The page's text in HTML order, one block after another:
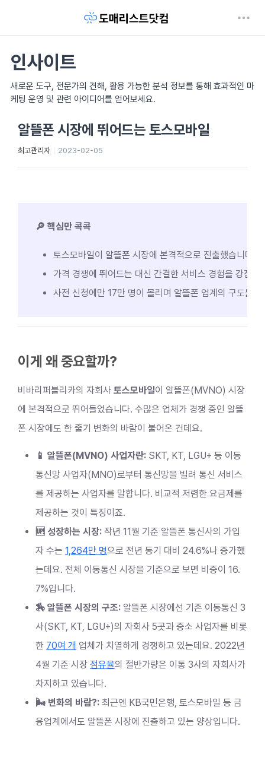
인사이트
새로운 도구, 전문가의 견해, 활용 가능한 분석 정보를 통해 효과적인 마
케팅 운영 및 관련 아이디어를 얻어보세요.
알뜰폰 시장에 뛰어드는 토스모바일
최고관리자 2023-02-05
🔎 핵심만 콕콕
토스모바일이 알뜰폰 시장에 본격적으로 진출했습니다.
가격 경쟁에 뛰어드는 대신 간결한 서비스 경험을 강점으
사전 신청에만 17만 명이 몰리며 알뜰폰 업계의 구도를
이게 왜 중요할까?
비바리퍼블리카의 자회사 토스모바일이 알뜰폰(MVNO) 시장
에 본격적으로 뛰어들었습니다. 수많은 업체가 경쟁 중인 알뜰
폰 시장에도 한 줄기 변화의 바람이 불어온 건데요.
📱 알뜰폰(MVNO) 사업자란: SKT, KT, LGU+ 등 이동
통신망 사업자(MNO)로부터 통신망을 빌려 통신 서비스
를 제공하는 사업자를 말합니다. 비교적 저렴한 요금제를
제공하는 것이 특징이죠.
🆙 성장하는 시장: 작년 11월 기준 알뜰폰 통신사의 가입
자 수는 1,264만 명으로 전년 동기 대비 24.6%나 증가했
는데요. 전체 이동통신 시장을 기준으로 보면 비중이 16.
7%입니다.
🏇 알뜰폰 시장의 구조: 알뜰폰 시장에선 기존 이동통신 3
사(SKT, KT, LGU+)의 자회사 5곳과 중소 사업자를 비롯
한 70여 개 업체가 치열하게 경쟁하고 있는데요. 2022년
4월 기준 시장 점유율의 절반가량은 이통 3사의 자회사가
차지하고 있습니다.
🌬️ 변화의 바람?: 최근엔 KB국민은행, 토스모바일 등 금
융업계에서도 알뜰폰 시장에 진출하고 있는 양상입니다.